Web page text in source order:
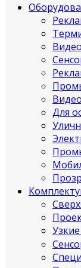
Сенсорные
рекламные
телевизоры
помещения
Всепогодные
рекламные
телевизоры
(уличные)
Для